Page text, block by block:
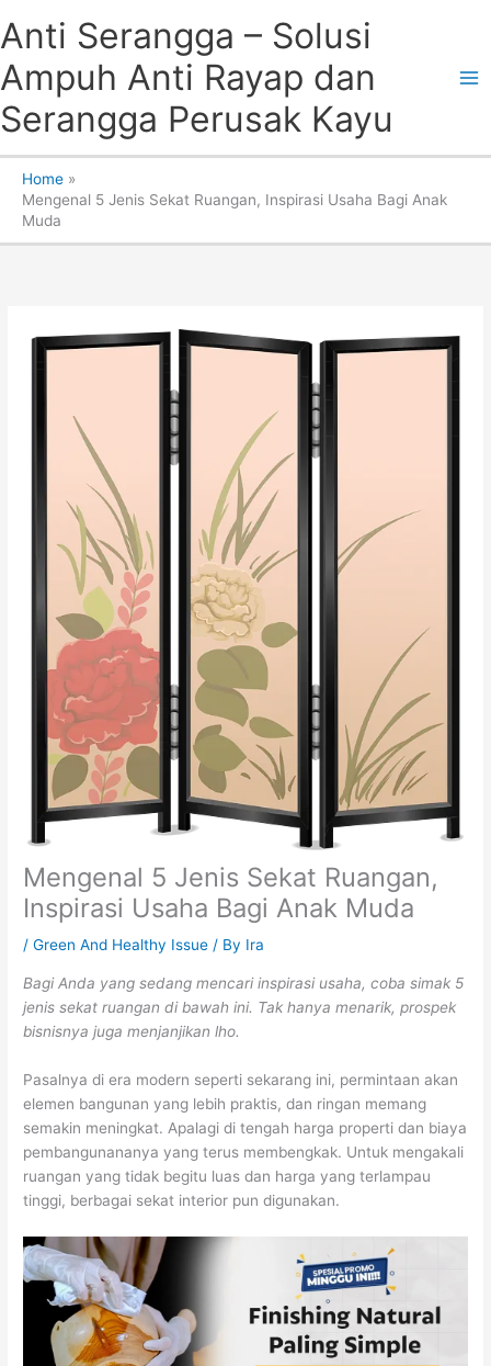
to
Anti Serangga – Solusi
Ampuh Anti Rayap dan
Serangga Perusak Kayu
Home
Mengenal 5 Jenis Sekat Ruangan, Inspirasi Usaha Bagi Anak
Muda
Mengenal 5 Jenis Sekat Ruangan,
Inspirasi Usaha Bagi Anak Muda
/Green And Healthy Issue / By Ira
Bagi Anda yang sedang mencari inspirasi usaha, coba simak 5
jenis sekat ruangan di bawah ini. Tak hanya menarik, prospek
bisnisnya juga menjanjikan lho.
Pasalnya di era modern seperti sekarang ini, permintaan akan
elemen bangunan yang lebih praktis, dan ringan memang
semakin meningkat. Apalagi di tengah harga properti dan biaya
pembangunananya yang terus membengkak. Untuk mengakali
ruangan yang tidak begitu luas dan harga yang terlampau
tinggi, berbagai sekat interior pun digunakan.